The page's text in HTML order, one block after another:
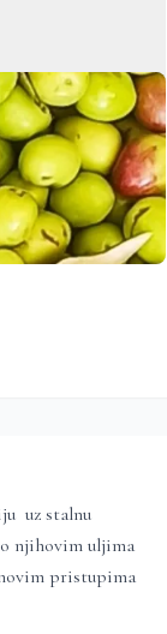
uz stalnu
njihovim uljima
pristupima